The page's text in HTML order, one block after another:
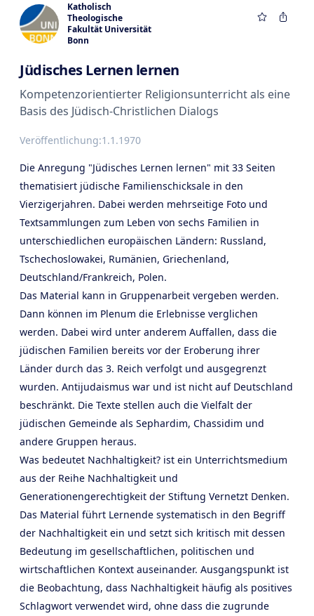
Katholisch
Theologische
Fakultät Universität
Bonn
Jüdisches Lernen lernen
Kompetenzorientierter Religionsunterricht als eine
Basis des Jüdisch-Christlichen Dialogs
Veröffentlichung:1.1.1970
Die Anregung "Jüdisches Lernen lernen" mit 33 Seiten
thematisiert jüdische Familienschicksale in den
Vierzigerjahren. Dabei werden mehrseitige Foto und
Textsammlungen zum Leben von sechs Familien in
unterschiedlichen europäischen Ländern: Russland,
Tschechoslowakei, Rumänien, Griechenland,
Deutschland/Frankreich, Polen.
Das Material kann in Gruppenarbeit vergeben werden.
Dann können im Plenum die Erlebnisse verglichen
werden. Dabei wird unter anderem Auffallen, dass die
jüdischen Familien bereits vor der Eroberung ihrer
Länder durch das 3. Reich verfolgt und ausgegrenzt
wurden. Antijudaismus war und ist nicht auf Deutschland
beschränkt. Die Texte stellen auch die Vielfalt der
jüdischen Gemeinde als Sephardim, Chassidim und
andere Gruppen heraus.
Was bedeutet Nachhaltigkeit? ist ein Unterrichtsmedium
aus der Reihe Nachhaltigkeit und
Generationengerechtigkeit der Stiftung Vernetzt Denken.
Das Material führt Lernende systematisch in den Begriff
der Nachhaltigkeit ein und setzt sich kritisch mit dessen
Bedeutung im gesellschaftlichen, politischen und
wirtschaftlichen Kontext auseinander. Ausgangspunkt ist
die Beobachtung, dass Nachhaltigkeit häufig als positives
Schlagwort verwendet wird, ohne dass die zugrunde